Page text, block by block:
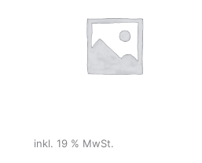
inkl. 19 % MwSt.